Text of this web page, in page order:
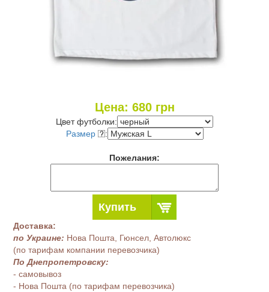
Цена: 680грн
Цвет футболки:
Размер
:
Пожелания:
Купить
Доставка:
по Украине: Нова Пошта, Гюнсел, Автолюкс
(по тарифам компании перевозчика)
По Днепропетровску:
- самовывоз
- Нова Пошта (по тарифам перевозчика)